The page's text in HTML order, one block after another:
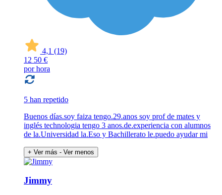
4,1 (19)
12 50 €
por hora
5 han repetido
Buenos días.soy faiza tengo.29.anos soy prof de mates y
inglés technologia tengo 3 anos.de.experiencia con alumnos
de la.Universidad la.Eso y Bachillerato le.puedo ayudar mi
+ Ver más - Ver menos
Jimmy